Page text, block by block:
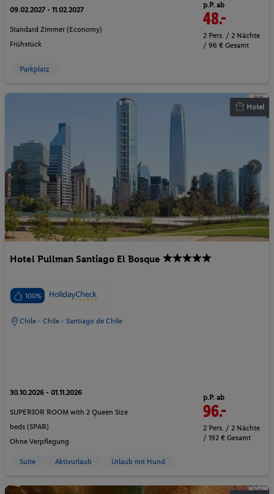
09.02.2027 - 11.02.2027
Standard Zimmer (Economy)
Frühstück
p.P. ab
48.-
2 Pers. / 2 Nächte
/ 96 € Gesamt
Parkplatz
Hotel
Hotel Pullman Santiago El Bosque
100%
Chile - Chile - Santiago de Chile
30.10.2026 - 01.11.2026
SUPERIOR ROOM with 2 Queen Size
beds (SPAR)
Ohne Verpflegung
p.P. ab
96.-
2 Pers. / 2 Nächte
/ 192 € Gesamt
Suite Aktivurlaub Urlaub mit Hund